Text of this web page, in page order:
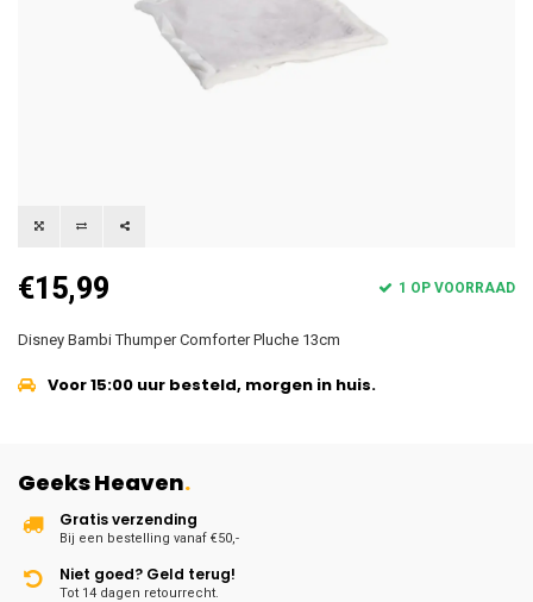
€15,99 1 OP VOORRAAD
Disney Bambi Thumper Comforter Pluche 13cm
Voor 15:00 uur besteld, morgen in huis.
Geeks Heaven.
Gratis verzending
Bij een bestelling vanaf €50,-
Niet goed? Geld terug!
Tot 14 dagen retourrecht.